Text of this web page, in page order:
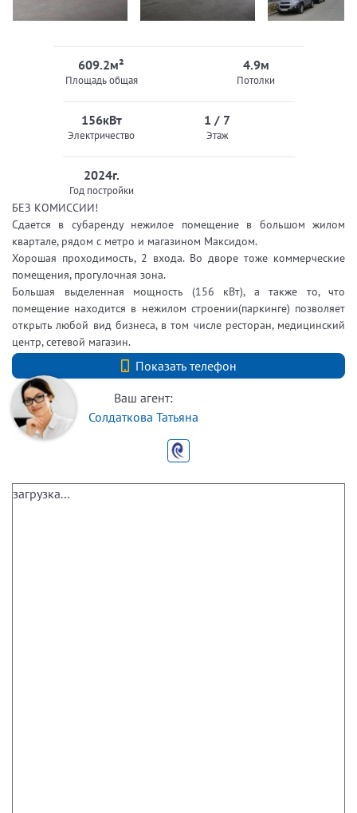
609.2м²
Площадь общая
4.9м
Потолки
156кВт
Электричество
1 / 7
Этаж
2024г.
Год постройки
БЕЗ КОМИССИИ!
Сдается в субаренду нежилое помещение в большом жилом
квартале, рядом с метро и магазином Максидом.
Хорошая проходимость, 2 входа. Во дворе тоже коммерческие
помещения, прогулочная зона.
Большая выделенная мощность (156 кВт), а также то, что
помещение находится в нежилом строении(паркинге) позволяет
открыть любой вид бизнеса, в том числе ресторан, медицинский
центр, сетевой магазин.
Показать телефон
+7 (812) 740-70-40
Ваш агент:
Солдаткова Татьяна
загрузка...